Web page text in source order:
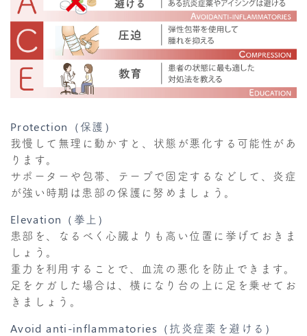
Protection（保護）
我慢して無理に動かすと、状態が悪化する可能性があ
ります。
サポーターや包帯、テープで固定するなどして、炎症
が強い時期は患部の保護に努めましょう。
Elevation（拳上）
患部を、なるべく心臓よりも高い位置に挙げておきま
しょう。
重力を利用することで、血流の悪化を防止できます。
足をケガした場合は、横になり台の上に足を乗せてお
きましょう。
Avoid anti-inflammatories（抗炎症薬を避ける）